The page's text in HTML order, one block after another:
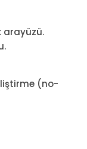
arayüzü.
(no-